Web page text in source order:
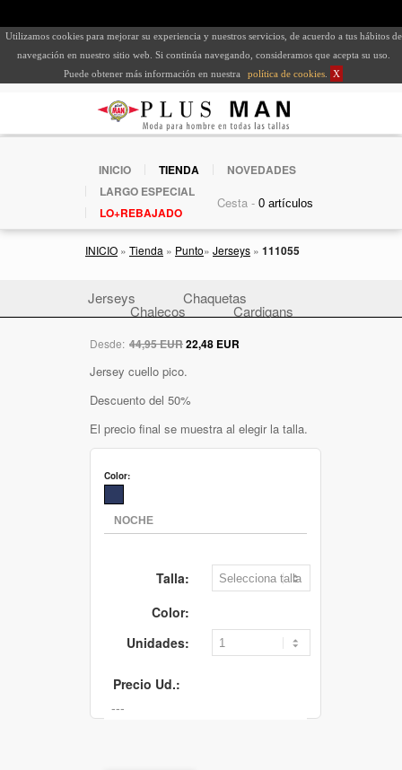
Utilizamos cookies para mejorar su experiencia y nuestros servicios, de acuerdo a tus hábitos de
navegación en nuestro sitio web. Si continúa navegando, consideramos que acepta su uso.
Puede obtener más información en nuestra
política de cookies X
INICIO TIENDA
NOVEDADES
LARGO ESPECIAL
LO+REBAJADO
Cesta -
INICIO » Tienda » Punto» Jerseys » 111055
Jerseys Chaquetas
Chalecos Cardigans
Desde: 44,95 EUR22,48 EUR
Jersey cuello pico.
Descuento del 50%
El precio final se muestra al elegir la talla.
Color:
Talla:
Color:
Unidades:
Precio Ud.: